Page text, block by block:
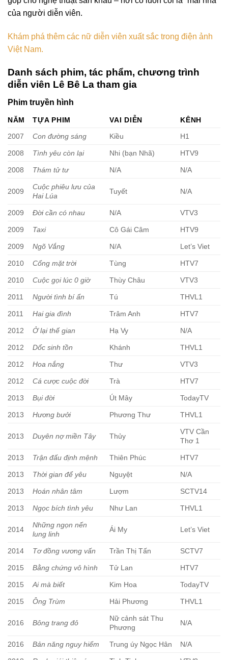
của người diễn viên.
Khám phá thêm các nữ diễn viên xuất sắc trong điện ảnh
Việt Nam.
Danh sách phim, tác phẩm, chương trình
diễn viên Lê Bê La tham gia
Phim truyền hình
NĂM TỰA PHIM VAI DIỄN
KÊNH
2007
Con đường sáng Kiều H1
2008 Tình yêu còn lại Nhi (bạn Nhã) HTV9
2008 Thám tử tư N/A N/A
2009
Cuộc phiêu lưu của
Hai Lúa
Tuyết N/A
2009 Đời cần có nhau N/A VTV3
2009 Taxi Cô Gái Câm HTV9
2009 Ngõ Vắng N/A Let’s Viet
2010 Cổng mặt trời Tùng HTV7
2010 Cuộc gọi lúc 0 giờ Thùy Châu VTV3
2011 Người tình bí ẩn Tú THVL1
2011 Hai gia đình Trâm Anh HTV7
2012 Ở lại thế gian Hạ Vy N/A
2012 Dốc sinh tồn Khánh THVL1
2012 Hoa nắng Thư VTV3
2012 Cá cược cuộc đời Trà HTV7
2013 Bụi đời Út Mây TodayTV
2013 Hương bưởi Phương Thư THVL1
2013 Duyên nợ miền Tây Thủy
VTV Cần
Thơ 1
2013 Trận đấu định mệnh Thiên Phúc HTV7
2013 Thời gian để yêu Nguyệt N/A
2013 Hoán nhân tâm Lượm SCTV14
2013 Ngọc bích tình yêu Như Lan THVL1
2014
Những ngọn nến
lung linh
Ái My Let’s Viet
2014 Tơ đồng vương vấn Trần Thị Tấn SCTV7
2015 Bằng chứng vô hình Tử Lan HTV7
2015 Ai mà biết Kim Hoa TodayTV
2015 Ông Trùm Hải Phương THVL1
2016 Bông trang đỏ
Nữ cảnh sát Thu
Phương
N/A
2016 Bản năng nguy hiểm Trung úy Ngọc Hân N/A